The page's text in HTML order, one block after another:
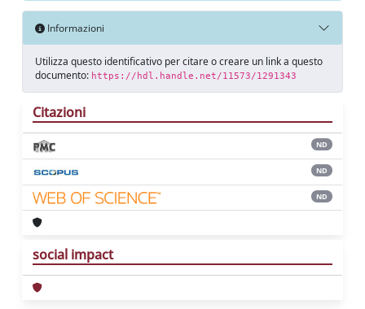
Informazioni
Utilizza questo identificativo per citare o creare un link a questo
documento: https://hdl.handle.net/11573/1291343
Citazioni
ND
ND
ND
social impact